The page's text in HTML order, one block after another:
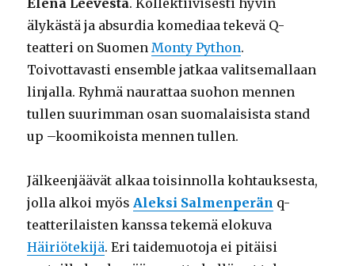
Elena Leevestä. Kollektiivisesti hyvin
älykästä ja absurdia komediaa tekevä Q-
teatteri on SuomenMonty Python.
Toivottavasti ensemble jatkaa valitsemallaan
linjalla. Ryhmä naurattaa suohon mennen
tullen suurimman osan suomalaisista stand
up –koomikoista mennen tullen.
Jälkeenjäävät alkaa toisinnolla kohtauksesta,
jolla alkoi myösAleksi Salmenperän q-
teatterilaisten kanssa tekemä elokuva
Häiriötekijä. Eri taidemuotoja ei pitäisi